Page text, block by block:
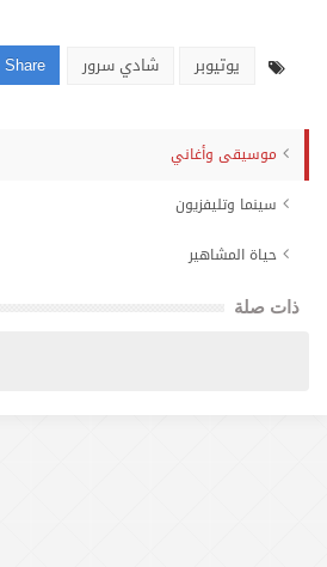
يوتيوبر شادي سرور Share
موسيقى وأغاني
سينما وتليفزيون
حياة المشاهير
ذات صلة